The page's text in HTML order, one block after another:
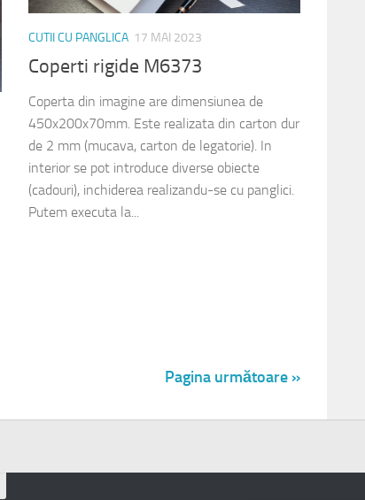
CUTII CU PANGLICA 17 MAI 2023
Coperti rigide M6373
Coperta din imagine are dimensiunea de
450x200x70mm. Este realizata din carton dur
de 2 mm (mucava, carton de legatorie). In
interior se pot introduce diverse obiecte
(cadouri), inchiderea realizandu-se cu panglici.
Putem executa la...
Pagina următoare »